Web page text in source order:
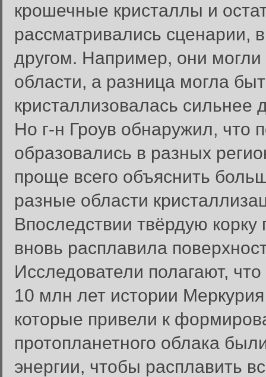
крошечные кристаллы и
рассматривались сценарии,
другом. Например, они
области, а разница могла
кристаллизовалась сильнее
Но г-н Гроув обнаружил, что
образовались в разных
проще всего объяснить
разные области
Впоследствии твёрдую
вновь расплавила
Исследователи полагают,
10 млн лет истории
которые привели к
протопланетного облака
энергии, чтобы расплавить
Вход в систему
Введите имя пользователя и
Вход в систему
Имя пользователя: